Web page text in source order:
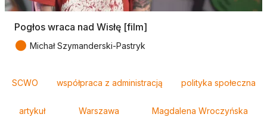
Pogłos wraca nad Wisłę [film]
● Michał Szymanderski-Pastryk
SCWO współpraca z administracją polityka społeczna
artykuł Warszawa Magdalena Wroczyńska